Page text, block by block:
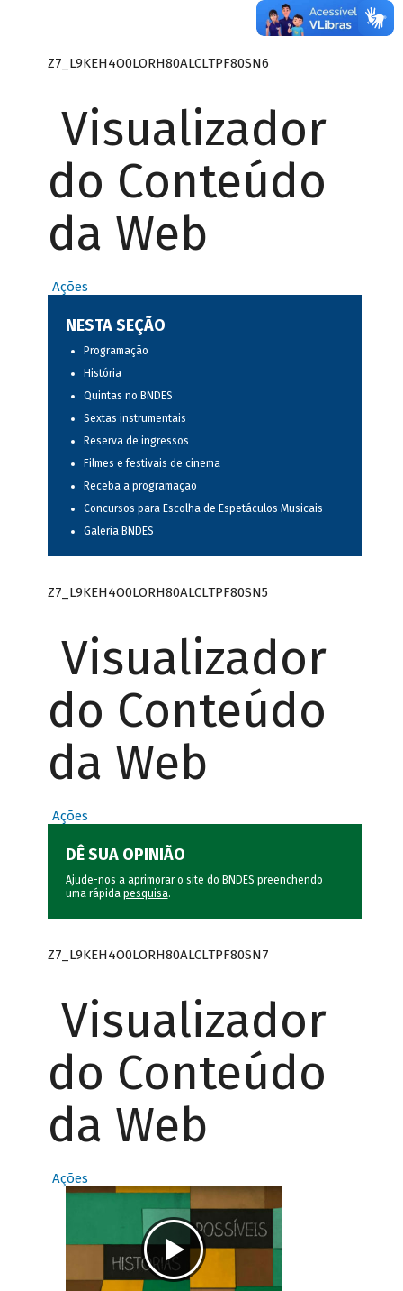
Z7_L9KEH4O0LORH80ALCLTPF80SN6
Visualizador
do Conteúdo
da Web
Ações
NESTA SEÇÃO
Programação
História
Quintas no BNDES
Sextas instrumentais
Reserva de ingressos
Filmes e festivais de cinema
Receba a programação
Concursos para Escolha de Espetáculos Musicais
Galeria BNDES
Z7_L9KEH4O0LORH80ALCLTPF80SN5
Visualizador
do Conteúdo
da Web
Ações
DÊ SUA OPINIÃO
Ajude-nos a aprimorar o site do BNDES preenchendo
uma rápida pesquisa.
Z7_L9KEH4O0LORH80ALCLTPF80SN7
Visualizador
do Conteúdo
da Web
Ações